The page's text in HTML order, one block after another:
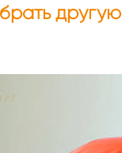
другую